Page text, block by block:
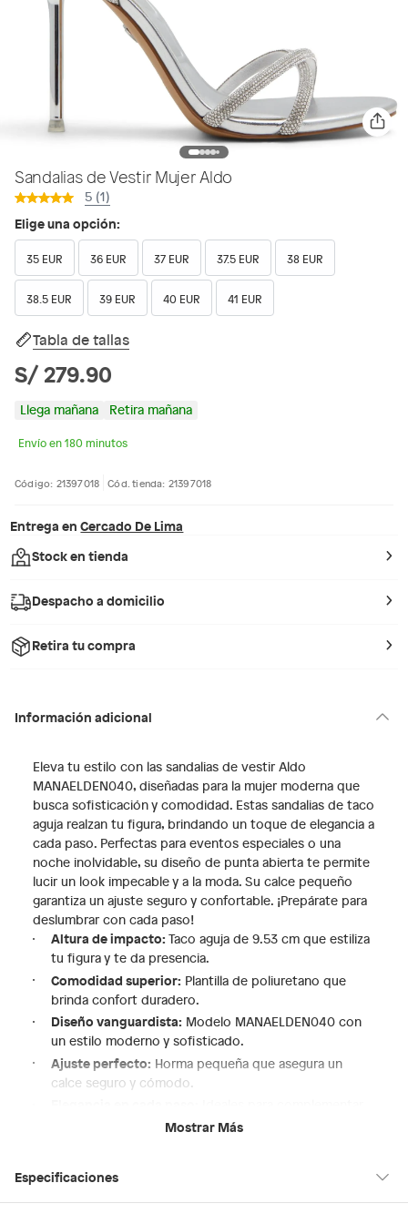
Sandalias de Vestir Mujer Aldo
5 (1)
Elige una opción:
35 EUR 36 EUR 37 EUR 37.5 EUR 38 EUR
38.5 EUR 39 EUR 40 EUR 41 EUR
Tabla de tallas
S/ 279.90
Llega mañana Retira mañana
Envío en 180 minutos
Código: 21397018 Cód. tienda: 21397018
Entrega en Cercado De Lima
Stock en tienda
Despacho a domicilio
Retira tu compra
Información adicional
Eleva tu estilo con las sandalias de vestir Aldo
MANAELDEN040, diseñadas para la mujer moderna que
busca sofisticación y comodidad. Estas sandalias de taco
aguja realzan tu figura, brindando un toque de elegancia a
cada paso. Perfectas para eventos especiales o una
noche inolvidable, su diseño de punta abierta te permite
lucir un look impecable y a la moda. Su calce pequeño
garantiza un ajuste seguro y confortable. ¡Prepárate para
deslumbrar con cada paso!
Altura de impacto: Taco aguja de 9.53 cm que estiliza
tu figura y te da presencia.
Comodidad superior: Plantilla de poliuretano que
brinda confort duradero.
Diseño vanguardista: Modelo MANAELDEN040 con
un estilo moderno y sofisticado.
Ajuste perfecto: Horma pequeña que asegura un
calce seguro y cómodo.
tus outfits de noche y eventos especiales.
Mostrar Más
Especificaciones